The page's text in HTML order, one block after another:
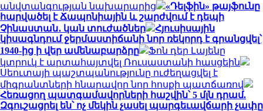
անվտանգության նախարարից
«Դելֆին» թայֆունը
հարվածել է Ճապոնիային և շարժվում է դեպի
Չինաստան․ կան տուժածներ
Հյուսիսային
կիսագնդում ջերմաստիճանի նոր ռեկորդ է գրանցվել՝
1940-ից ի վեր ամենաբարձրը
Ֆոն դեր Լայենը
կտրուկ է արտահայտվել Ռուսաստանի հասցեին
Սեուտայի ​​պաշտպանությունը ուժեղացվել է
միգրանտների հնարավոր նոր հոսքի պատճառով
Հեռացող պատգամավորների հաշվին՝ 5 մլն դրամ.
Զգուշացրել են՝ ոչ մեկին չասել պարգեւավճարի չափը